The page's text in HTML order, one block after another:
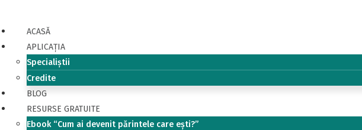
contentACASĂ
APLICAȚIA
Specialiștii
Credite
BLOG
RESURSE GRATUITE
Ebook “Cum ai devenit părintele care ești?”